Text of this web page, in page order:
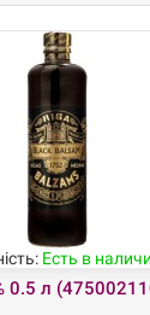
Есть в
0.5 л